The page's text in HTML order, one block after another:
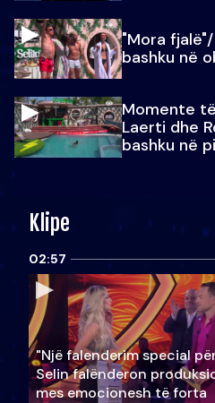
"Mora
bashku në
Momente
Laerti dhe
bashku në
Klipe
02:57
"Një falenderim special
Selin falënderon
mes emocionesh të forta